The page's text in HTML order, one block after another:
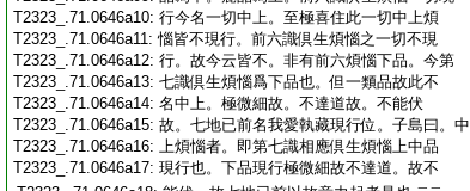
T2323_.71.0646a10: 行今名一切中上。至極喜住此一切中上煩
T2323_.71.0646a11:惱皆不現行。前六識倶生煩惱之一切不現
T2323_.71.0646a12: 行。故今云皆不。非有前六煩惱下品。今第
T2323_.71.0646a13: 七識倶生煩惱爲下品也。但一類品故此不
T2323_.71.0646a14: 名中上。極微細故。不達道故。不能伏
T2323_.71.0646a15: 故。七地已前名我愛執藏現行位。子島曰。中
T2323_.71.0646a16: 上煩惱者。即第七識相應倶生煩惱上中品
T2323_.71.0646a17: 現行也。下品現行極微細故不達道。故不